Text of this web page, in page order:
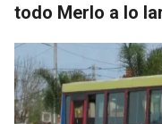
todo Merlo a lo